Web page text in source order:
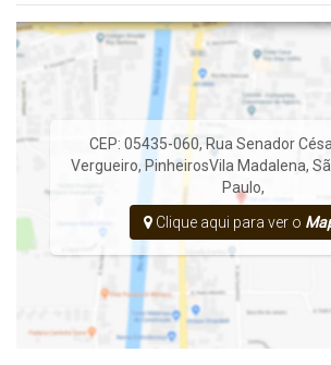
CEP: 05435-060, Rua Senador
Vergueiro, PinheirosVila Madalena,
Paulo,
Clique aqui para ver o